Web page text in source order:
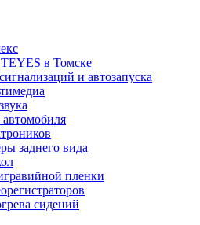
в Томске
и автозапуска
заднего вида
пленки
сидений